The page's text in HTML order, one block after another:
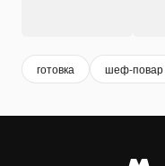
готовка шеф-повар